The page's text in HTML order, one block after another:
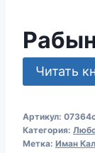
Читать
Артикул:
Категория:
Метка: Иман